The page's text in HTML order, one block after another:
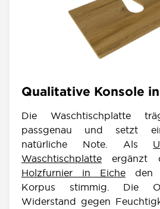
Qualitative Konsole
Die Waschtischplatte
passgenau und setzt
natürliche Note. Als
Waschtischplatte ergänzt
Holzfurnier in Eiche den
Korpus stimmig. Die
Widerstand gegen